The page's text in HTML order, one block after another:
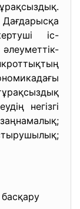
іс-
негізгі